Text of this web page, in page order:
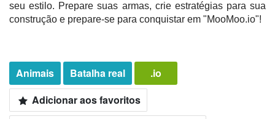
seu estilo. Prepare suas armas, crie estratégias para sua
construção e prepare-se para conquistar em "MooMoo.io"!
Animais Batalha real
.io
Adicionar aos favoritos